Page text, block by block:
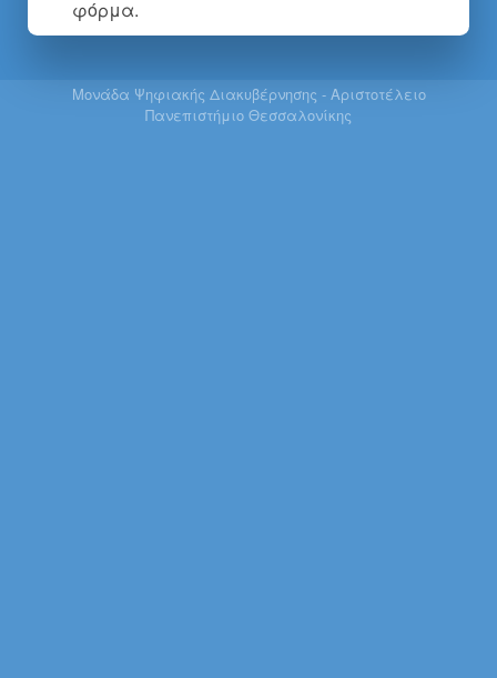
φόρμα.
Μονάδα Ψηφιακής Διακυβέρνησης - Αριστοτέλειο
Πανεπιστήμιο Θεσσαλονίκης